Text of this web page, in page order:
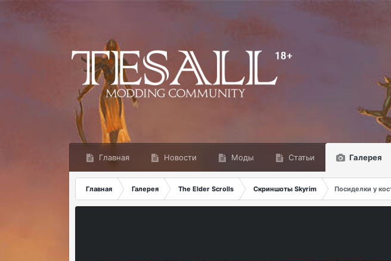
Главная Новости Моды Статьи Галерея
Главная Галерея The Elder Scrolls Скриншоты Skyrim
Посиделки у